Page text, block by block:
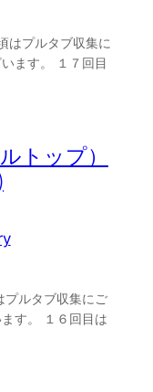
プルタブ収集に
ます。 １７回目
トップ）
ルタブ収集にご
す。 １６回目は